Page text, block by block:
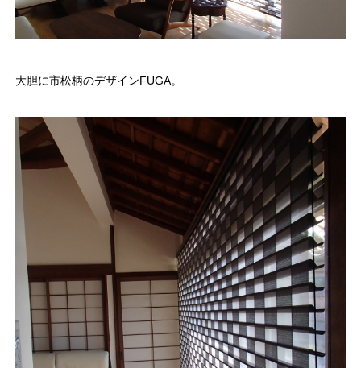
大胆に市松柄のデザインFUGA。